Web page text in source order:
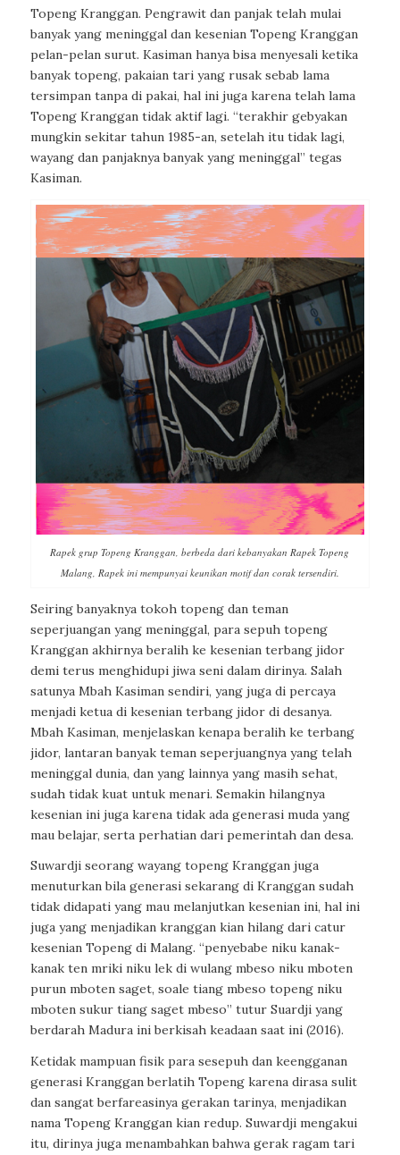
Topeng Kranggan. Pengrawit dan panjak telah mulai
banyak yang meninggal dan kesenian Topeng Kranggan
pelan-pelan surut. Kasiman hanya bisa menyesali ketika
banyak topeng, pakaian tari yang rusak sebab lama
tersimpan tanpa di pakai, hal ini juga karena telah lama
Topeng Kranggan tidak aktif lagi. “terakhir gebyakan
mungkin sekitar tahun 1985-an, setelah itu tidak lagi,
wayang dan panjaknya banyak yang meninggal” tegas
Kasiman.
Rapek grup Topeng Kranggan, berbeda dari kebanyakan Rapek Topeng
Malang, Rapek ini mempunyai keunikan motif dan corak tersendiri.
Seiring banyaknya tokoh topeng dan teman
seperjuangan yang meninggal, para sepuh topeng
Kranggan akhirnya beralih ke kesenian terbang jidor
demi terus menghidupi jiwa seni dalam dirinya. Salah
satunya Mbah Kasiman sendiri, yang juga di percaya
menjadi ketua di kesenian terbang jidor di desanya.
Mbah Kasiman, menjelaskan kenapa beralih ke terbang
jidor, lantaran banyak teman seperjuangnya yang telah
meninggal dunia, dan yang lainnya yang masih sehat,
sudah tidak kuat untuk menari. Semakin hilangnya
kesenian ini juga karena tidak ada generasi muda yang
mau belajar, serta perhatian dari pemerintah dan desa.
Suwardji seorang wayang topeng Kranggan juga
menuturkan bila generasi sekarang di Kranggan sudah
tidak didapati yang mau melanjutkan kesenian ini, hal ini
juga yang menjadikan kranggan kian hilang dari catur
kesenian Topeng di Malang. “penyebabe niku kanak-
kanak ten mriki niku lek di wulang mbeso niku mboten
purun mboten saget, soale tiang mbeso topeng niku
mboten sukur tiang saget mbeso” tutur Suardji yang
berdarah Madura ini berkisah keadaan saat ini (2016).
Ketidak mampuan fisik para sesepuh dan keengganan
generasi Kranggan berlatih Topeng karena dirasa sulit
dan sangat berfareasinya gerakan tarinya, menjadikan
nama Topeng Kranggan kian redup. Suwardji mengakui
itu, dirinya juga menambahkan bahwa gerak ragam tari